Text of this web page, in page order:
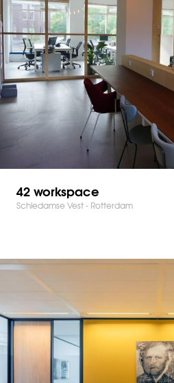
42 workspace
Schiedamse Vest - Rotterdam